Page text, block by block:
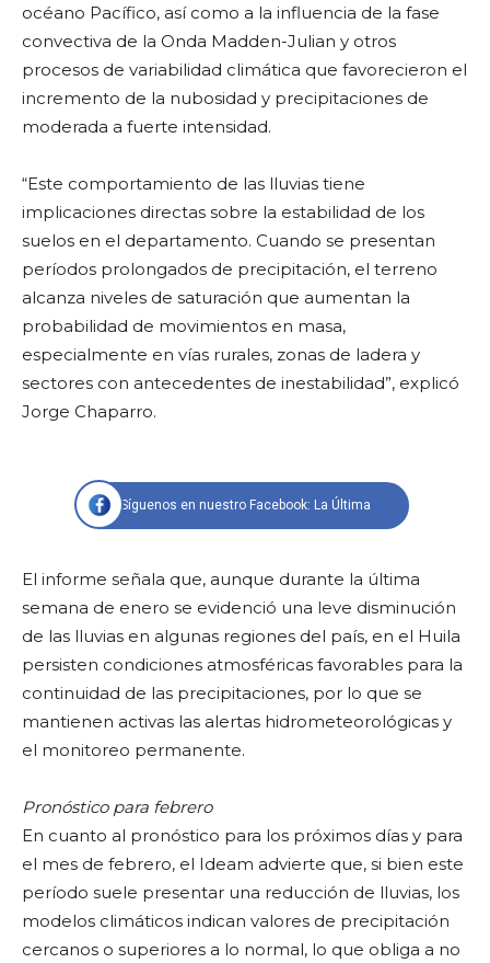
océano Pacífico, así como a la influencia de la fase
convectiva de la Onda Madden-Julian y otros
procesos de variabilidad climática que favorecieron el
incremento de la nubosidad y precipitaciones de
moderada a fuerte intensidad.
“Este comportamiento de las lluvias tiene
implicaciones directas sobre la estabilidad de los
suelos en el departamento. Cuando se presentan
períodos prolongados de precipitación, el terreno
alcanza niveles de saturación que aumentan la
probabilidad de movimientos en masa,
especialmente en vías rurales, zonas de ladera y
sectores con antecedentes de inestabilidad”, explicó
Jorge Chaparro.
Síguenos en nuestro Facebook: La Última
El informe señala que, aunque durante la última
semana de enero se evidenció una leve disminución
de las lluvias en algunas regiones del país, en el Huila
persisten condiciones atmosféricas favorables para la
continuidad de las precipitaciones, por lo que se
mantienen activas las alertas hidrometeorológicas y
el monitoreo permanente.
Pronóstico para febrero
En cuanto al pronóstico para los próximos días y para
el mes de febrero, el Ideam advierte que, si bien este
período suele presentar una reducción de lluvias, los
modelos climáticos indican valores de precipitación
cercanos o superiores a lo normal, lo que obliga a no